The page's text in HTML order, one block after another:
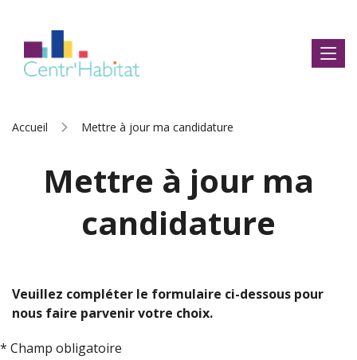
Accueil Mettre à jour ma candidature
Mettre à jour ma
candidature
Veuillez compléter le formulaire ci-dessous pour
nous faire parvenir votre choix.
* Champ obligatoire